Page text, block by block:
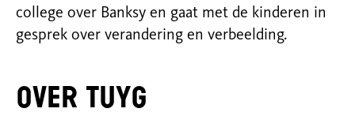
college over Banksy en gaat met de kinderen in
gesprek over verandering en verbeelding.
Over TUYG